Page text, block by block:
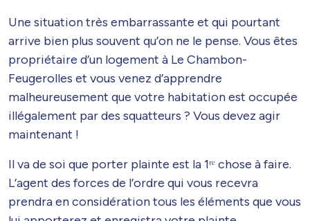
Une situation très embarrassante et qui pourtant
arrive bien plus souvent qu’on ne le pense. Vous êtes
propriétaire d’un logement à Le Chambon-
Feugerolles et vous venez d’apprendre
malheureusement que votre habitation est occupée
illégalement par des squatteurs ? Vous devez agir
maintenant !
Il va de soi que porter plainte est la 1ʳᵉ chose à faire.
L’agent des forces de l’ordre qui vous recevra
prendra en considération tous les éléments que vous